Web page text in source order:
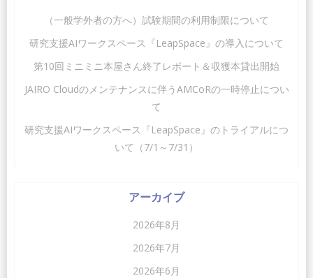
ゲ
ー
シ
ョ
ビ
ゲ
ー
シ
ョ
（一般学外者の方へ）試験期間の利用制限について
研究支援AIワークスペース『LeapSpace』の導入について
第10回ミニミニ本屋さん終了レポート＆収獲本貸出開始
JAIRO Cloudのメンテナンスに伴うAMCoRの一時停止につい
て
研究支援AIワークスペース『LeapSpace』のトライアルにつ
いて（7/1～7/31）
アーカイブ
2026年8月
2026年7月
2026年6月